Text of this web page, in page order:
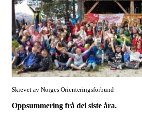
Skrevet av Norges Orienteringsforbund
Oppsummering frå dei siste åra.